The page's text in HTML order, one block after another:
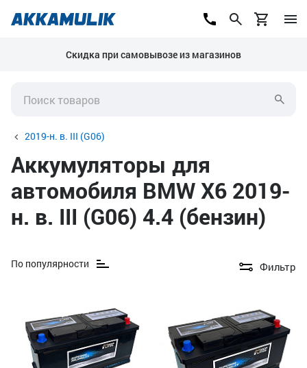
Скидка при самовывозе из магазинов
2019-н. в. III (G06)
Аккумуляторы для
автомобиля BMW X6 2019-
н. в. III (G06) 4.4 (бензин)
По популярности Фильтр